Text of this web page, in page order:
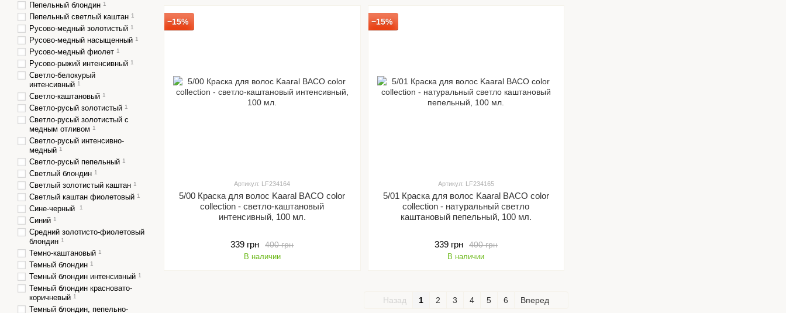
−15%
Артикул: LF234164
5/00 Краска для волос Kaaral BACO color
collection - светло-каштановый
интенсивный, 100 мл.
400 грн
339 грн
В наличии
−15%
Артикул: LF234165
5/01 Краска для волос Kaaral BACO color
collection - натуральный светло
каштановый пепельный, 100 мл.
400 грн
339 грн
В наличии
Назад 1 2 3 4 5 6 Вперед
Пепельный блондин 1
Пепельный светлый каштан 1
Русово-медный золотистый 1
Русово-медный насыщенный 1
Русово-медный фиолет 1
Русово-рыжий интенсивный 1
Светло-белокурый
интенсивный 1
Светло-каштановый 1
Светло-русый золотистый 1
Светло-русый золотистый с
медным отливом 1
Светло-русый интенсивно-
медный 1
Светло-русый пепельный 1
Светлый блондин 1
Светлый золотистый каштан 1
Светлый каштан фиолетовый 1
Сине-черный 1
Синий 1
Средний золотисто-фиолетовый
блондин 1
Темно-каштановый 1
Темный блондин 1
Темный блондин интенсивный 1
Темный блондин красновато-
коричневый 1
Темный блондин, пепельно-